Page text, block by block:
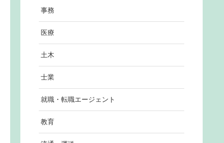
事務
医療
土木
士業
就職・転職エージェント
教育